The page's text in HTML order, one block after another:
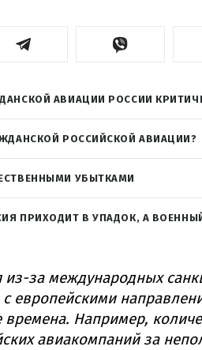
АВИАЦИИ РОССИИ
РОССИЙСКОЙ АВИАЦИИ?
УБЫТКАМИ
ПРИХОДИТ В УПАДОК, А
из-за международных
европейскими
Например,
авиакомпаний за